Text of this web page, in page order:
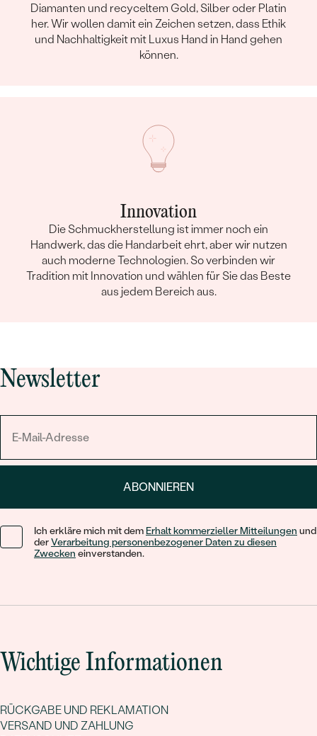
Diamanten und recyceltem Gold, Silber oder Platin
her. Wir wollen damit ein Zeichen setzen, dass Ethik
und Nachhaltigkeit mit Luxus Hand in Hand gehen
können.
Innovation
Die Schmuckherstellung ist immer noch ein
Handwerk, das die Handarbeit ehrt, aber wir nutzen
auch moderne Technologien. So verbinden wir
Tradition mit Innovation und wählen für Sie das Beste
aus jedem Bereich aus.
Newsletter
ABONNIEREN
Ich erkläre mich mit dem Erhalt kommerzieller Mitteilungen und
derVerarbeitung personenbezogener Daten zu diesen
Zwecken einverstanden.
Wichtige Informationen
RÜCKGABE UND REKLAMATION
VERSAND UND ZAHLUNG